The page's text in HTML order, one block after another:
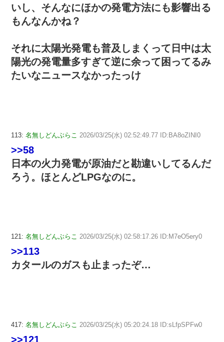
いし、そんなにほかの発電方法にも影響出る
もんなんかね？
それに太陽光発電も普及しまくって日中は太
陽光の発電量多すぎて逆に余って困ってるみ
たいなニュースなかったっけ
113: 名無しどんぶらこ 2026/03/25(水) 02:52:49.77 ID:BA8oZINI0
>>58
日本の火力発電が原油だと勘違いしてるんだ
ろう。ほとんどLPGなのに。
121: 名無しどんぶらこ 2026/03/25(水) 02:58:17.26 ID:M7eO5ery0
>>113
カタールのガスも止まったぞ…
417: 名無しどんぶらこ 2026/03/25(水) 05:20:24.18 ID:sLfpSPFw0
>>121